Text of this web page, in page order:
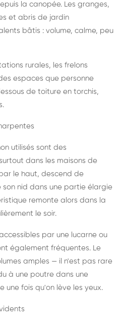
la canopée. Les granges,
et abris de jardin
bâtis : volume, calme, peu
rurales, les frelons
espaces que personne
de toiture en torchis,
utilisés sont des
dans les maisons de
le haut, descend de
nid dans une partie élargie
remonte alors dans la
le soir.
par une lucarne ou
également fréquentes. Le
amples — il n'est pas rare
à une poutre dans une
fois qu'on lève les yeux.